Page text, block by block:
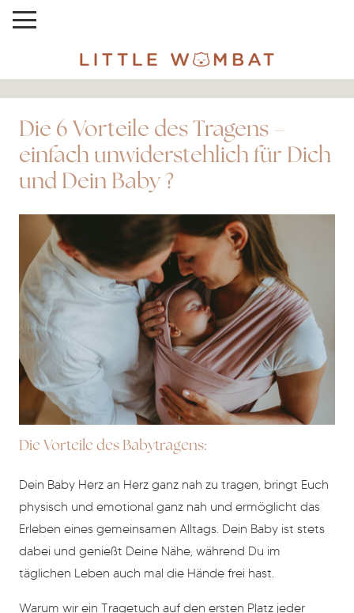
Die 6 Vorteile des Tragens –
einfach unwiderstehlich für Dich
und Dein Baby ?
Die Vorteile des Babytragens:
Dein Baby Herz an Herz ganz nah zu tragen, bringt Euch
physisch und emotional ganz nah und ermöglicht das
Erleben eines gemeinsamen Alltags. Dein Baby ist stets
dabei und genießt Deine Nähe, während Du im
täglichen Leben auch mal die Hände frei hast.
Warum wir ein Tragetuch auf den ersten Platz jeder